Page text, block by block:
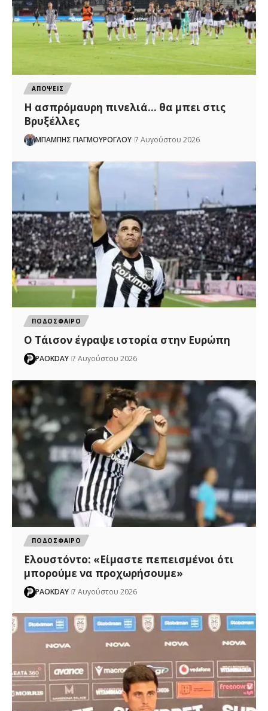
ΑΠΟΨΕΙΣ
Η ασπρόμαυρη πινελιά… θα μπει στις
Βρυξέλλες
ΜΠΑΜΠΗΣ ΓΙΑΓΜΟΥΡΟΓΛΟΥ 7 Αυγούστου 2026
ΠΟΔΟΣΦΑΙΡΟ
Ο Τάισον έγραψε ιστορία στην Ευρώπη
PAOKDAY 7 Αυγούστου 2026
ΠΟΔΟΣΦΑΙΡΟ
Ελουστόντο: «Είμαστε πεπεισμένοι ότι
μπορούμε να προχωρήσουμε»
PAOKDAY 7 Αυγούστου 2026